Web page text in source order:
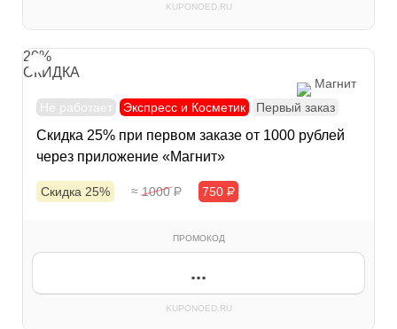
KUPONOED.RU
20%
СКИДКА
Магнит
Не работает
Экспресс и Косметик Первый заказ
Скидка 25% при первом заказе от 1000 рублей
через приложение «Магнит»
Скидка 25% ≈ 1000Р 750 Р
ПРОМОКОД
...
KUPONOED.RU